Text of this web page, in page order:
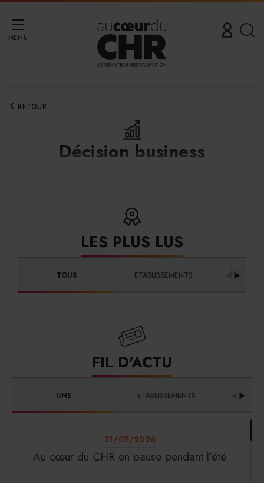
MENU
RETOUR
Décision business
LES PLUS LUS
TOUS ETABLISSEMENTS
FIL D'ACTU
UNE ETABLISSEMENTS
31/07/2026
Au cœur du CHR en pause pendant l’été